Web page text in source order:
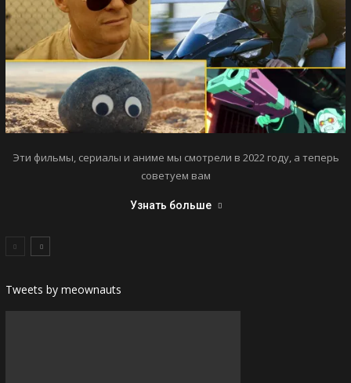
Эти фильмы, сериалы и аниме мы смотрели в 2022 году, а теперь
советуем вам
Узнать больше
Tweets by meownauts